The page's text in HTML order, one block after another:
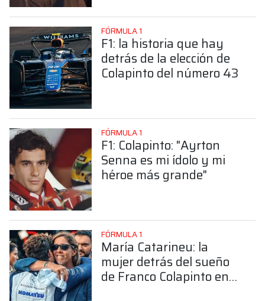
FÓRMULA 1
F1: la historia que hay
detrás de la elección de
Colapinto del número 43
FÓRMULA 1
F1: Colapinto: "Ayrton
Senna es mi ídolo y mi
héroe más grande"
FÓRMULA 1
María Catarineu: la
mujer detrás del sueño
de Franco Colapinto en